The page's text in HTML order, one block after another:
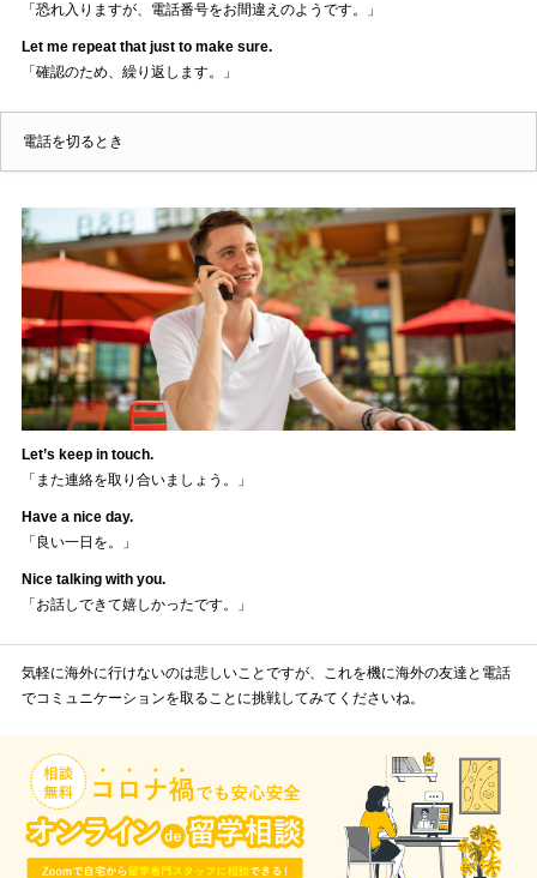
「恐れ入りますが、電話番号をお間違えのようです。」
Let me repeat that just to make sure.
「確認のため、繰り返します。」
電話を切るとき
Let’s keep in touch.
「また連絡を取り合いましょう。」
Have a nice day.
「良い一日を。」
Nice talking with you.
「お話しできて嬉しかったです。」
気軽に海外に行けないのは悲しいことですが、これを機に海外の友達と電話
でコミュニケーションを取ることに挑戦してみてくださいね。